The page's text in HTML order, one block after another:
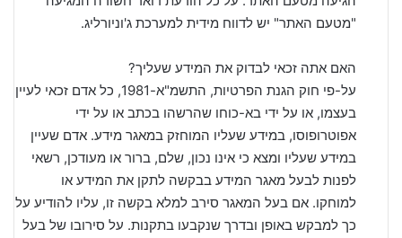
"מטעם האתר" יש לדווח מידית למערכת ג'וניורליג.
האם אתה זכאי לבדוק את המידע שעליך?
על-פי חוק הגנת הפרטיות, התשמ"א-1981, כל אדם זכאי לעיין
בעצמו, או על ידי בא-כוחו שהרשהו בכתב או על ידי
אפוטרופוסו, במידע שעליו המוחזק במאגר מידע. אדם שעיין
במידע שעליו ומצא כי אינו נכון, שלם, ברור או מעודכן, רשאי
לפנות לבעל מאגר המידע בבקשה לתקן את המידע או
למוחקו. אם בעל המאגר סירב למלא בקשה זו, עליו להודיע על
כך למבקש באופן ובדרך שנקבעו בתקנות. על סירובו של בעל